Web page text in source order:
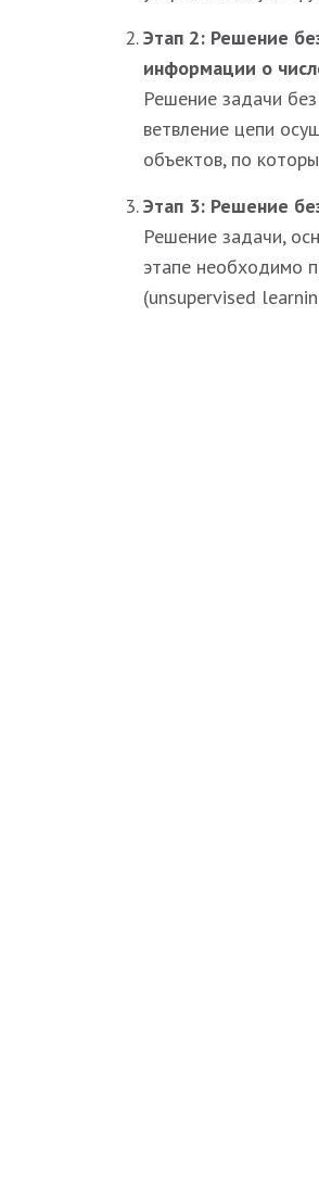
Этап 2: Решение
информации о
Решение задачи
ветвление цепи
объектов, по
Этап 3: Решение
Решение задачи,
этапе необходимо
(unsupervised